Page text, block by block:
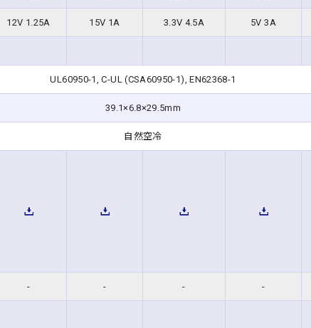
12V 1.25A 15V 1A 3.3V 4.5A 5V 3A
UL60950-1, C-UL (CSA60950-1), EN62368-1
39.1×6.8×29.5mm
自然空冷
- - - -